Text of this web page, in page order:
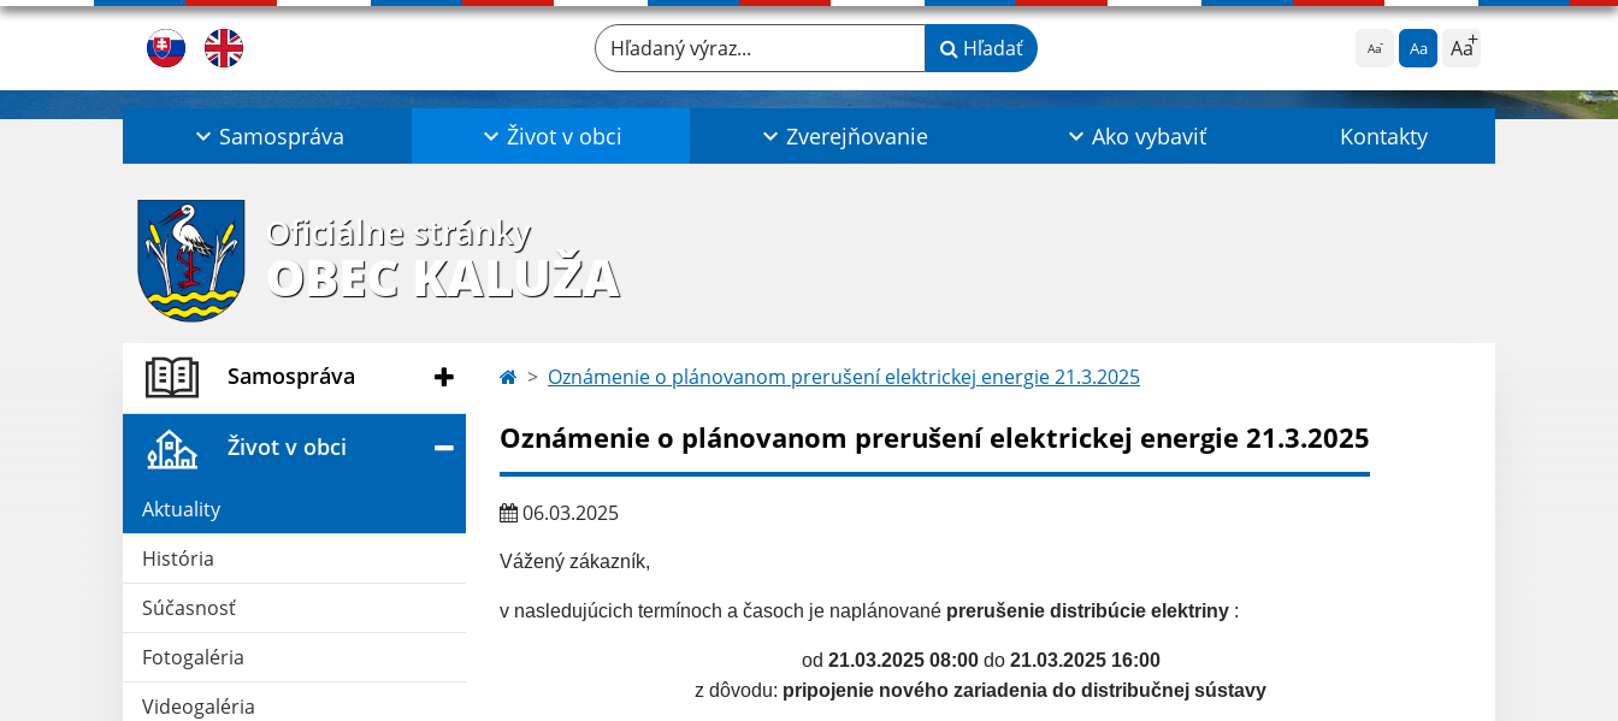
Aa Aa Aa
Hľadaný výraz... Hľadať
Samospráva Život v obci Zverejňovanie Ako vybaviť Kontakty
Oficiálne stránky
OBEC KALUŽA
Samospráva
Život v obci
Aktuality
História
Súčasnosť
Fotogaléria
Videogaléria
Oznámenie o plánovanom prerušení elektrickej energie 21.3.2025
Oznámenie o plánovanom prerušení elektrickej energie 21.3.2025
06.03.2025
Vážený zákazník,
v nasledujúcich termínoch a časoch je naplánované prerušenie distribúcie elektriny :
od 21.03.2025 08:00do 21.03.2025 16:00
z dôvodu: pripojenie nového zariadenia do distribučnej sústavy